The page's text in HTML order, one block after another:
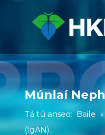
Múnlaí
Tá tú anseo: Baile »
(IgAN).